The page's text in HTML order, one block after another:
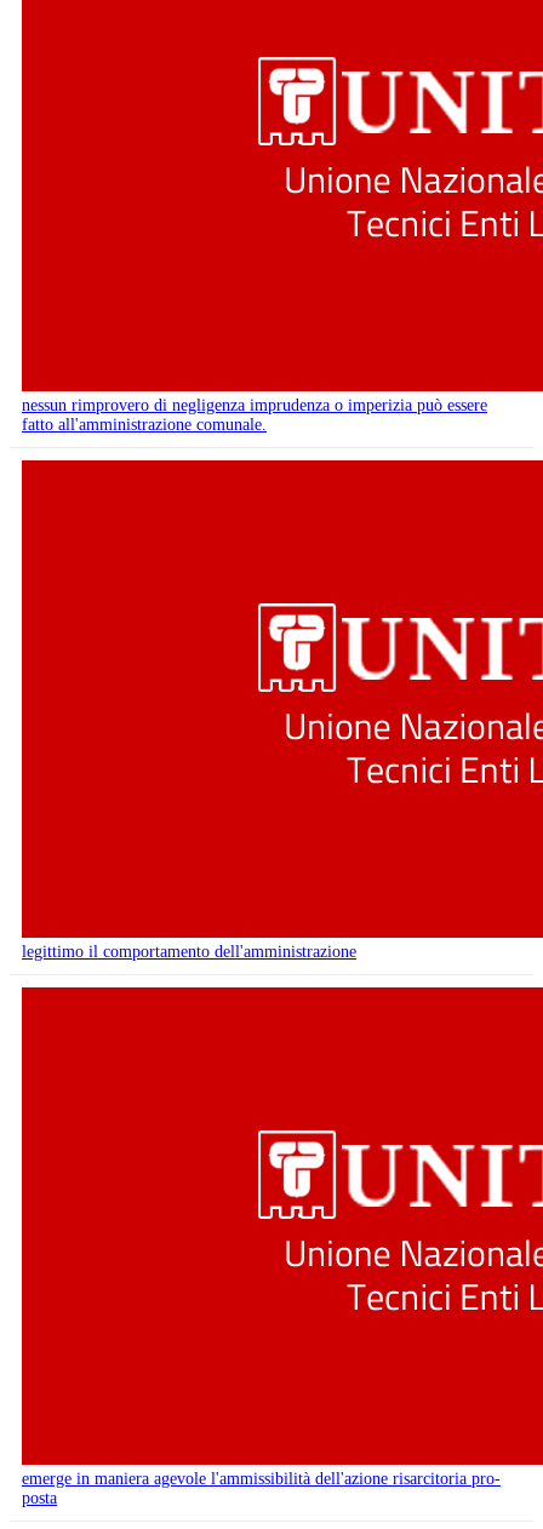
nessun rimprovero di negligenza imprudenza o imperizia può essere
fatto all'amministrazione comunale.
legittimo il comportamento dell'amministrazione
emerge in maniera agevole l'ammissibilità dell'azione risarcitoria pro-
posta